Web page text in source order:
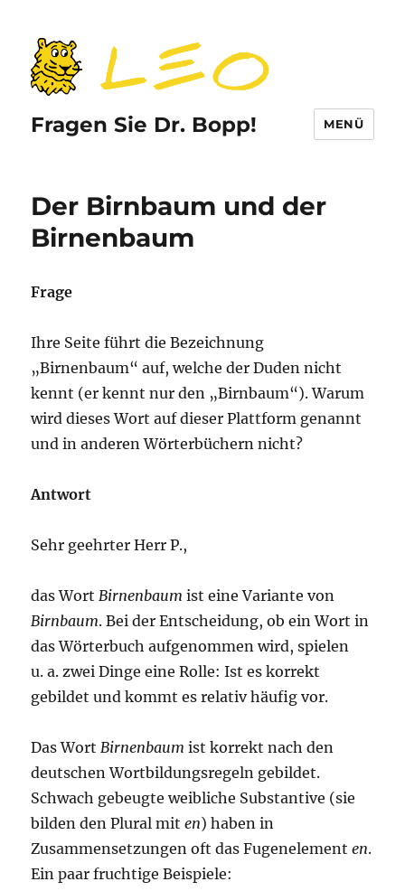
Fragen Sie Dr. Bopp! MENÜ
Der Birnbaum und der
Birnenbaum
Frage
Ihre Seite führt die Bezeichnung
„Birnenbaum“ auf, welche der Duden nicht
kennt (er kennt nur den „Birnbaum“). Warum
wird dieses Wort auf dieser Plattform genannt
und in anderen Wörterbüchern nicht?
Antwort
Sehr geehrter Herr P.,
das WortBirnenbaum ist eine Variante von
Birnbaum. Bei der Entscheidung, ob ein Wort in
das Wörterbuch aufgenommen wird, spielen
u. a. zwei Dinge eine Rolle: Ist es korrekt
gebildet und kommt es relativ häufig vor.
Das WortBirnenbaum ist korrekt nach den
deutschen Wortbildungsregeln gebildet.
Schwach gebeugte weibliche Substantive (sie
bilden den Plural miten) haben in
Zusammensetzungen oft das Fugenelementen.
Ein paar fruchtige Beispiele: